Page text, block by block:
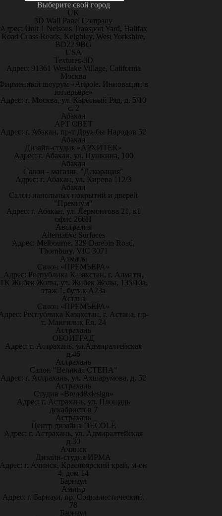
Выберите свой город
UK
3D Wall Panel Company
Адрес: Unit 1 Nelsons Transport Yard, Halifax
Road Cross Roads, Keighley, West Yorkshire,
BD22 9BG
USA
Textures-3D
Адрес: 91361 Westlake Village, California
Москва
шоурум «Artpole. Инновации в
интерьере»
Адрес: г. Москва, ул. Каретный Ряд, д. 5/10
с. 2
Абакан
АРТ СВЕТ
Адрес: г. Абакан, пр-т Дружбы Народов 52
Абакан
Дизайн-студия «АРХИТЕК»
Адрес: г. Абакан, ул. Пушкина, 100
Абакан
Салон - магазин "Декорация"
Адрес: г. Абакан, ул. Кирова 112/3
Абакан
Салон напольных покрытий и дверей
"Премиум"
Адрес: г. Абакан, ул. Лермонтова 21, к1
офис 266Н
Австралия
Alternative Surfaces
Адрес: Melbourne, 329 Darebin Road,
Thornbury, VIC 3071
Алматы
Салон «ПРЕМЬЕРА»
Адрес: Республика Казахстан, г. Алматы,
Жибек Жолы, ул. Жибек Жолы, 135/10а,
этаж 1, бутик А23а
Астана
Салон «ПРЕМЬЕРА»
Республика Казахстан, г. Астана, пр-
т. Мангилик Ел, 24
Астрахань
ОБОИГРАД
Адрес: г. Астрахань, ул.Адмиралтейская
д.46
Астрахань
Салон "Великая СТЕНА"
Адрес: г. Астрахань, ул. Ахшарумова, д. 52
Астрахань
Студия «Brend&design»
Адрес: г. Астрахань, ул. Площадь
декабристов 7
Астрахань
Центр дизайна DECOLE
Адрес: г. Астрахань, ул. Адмиралтейская
д.30
Ачинск
Дизайн-студия ИРМА
Адрес: г. Ачинск, Красноярский край, м-он
4, дом 14
Барнаул
Ампир
Адрес: г. Барнаул, пр. Социалистический,
78
Барнаул